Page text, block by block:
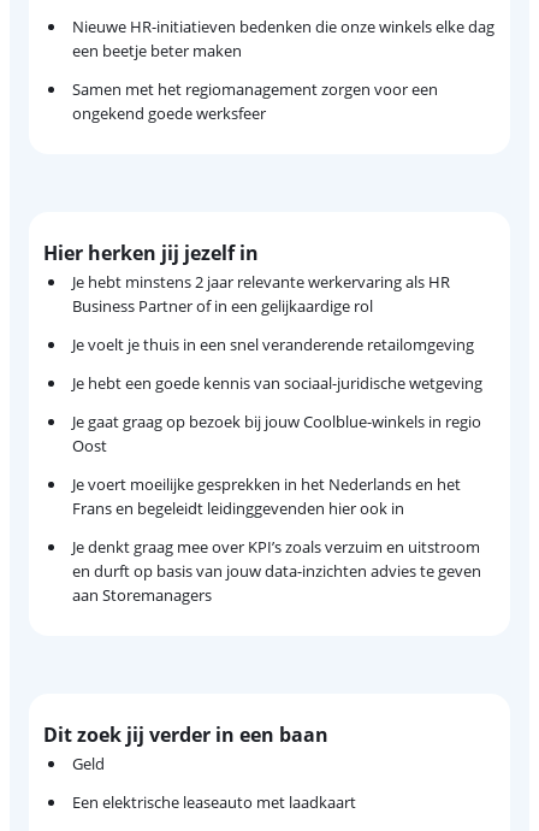
Nieuwe HR-initiatieven bedenken die onze winkels elke dag
een beetje beter maken
Samen met het regiomanagement zorgen voor een
ongekend goede werksfeer
Hier herken jij jezelf in
Je hebt minstens 2 jaar relevante werkervaring als HR
Business Partner of in een gelijkaardige rol
Je voelt je thuis in een snel veranderende retailomgeving
Je hebt een goede kennis van sociaal-juridische wetgeving
Je gaat graag op bezoek bij jouw Coolblue-winkels in regio
Oost
Je voert moeilijke gesprekken in het Nederlands en het
Frans en begeleidt leidinggevenden hier ook in
Je denkt graag mee over KPI’s zoals verzuim en uitstroom
en durft op basis van jouw data-inzichten advies te geven
aan Storemanagers
Dit zoek jij verder in een baan
Geld
Een elektrische leaseauto met laadkaart